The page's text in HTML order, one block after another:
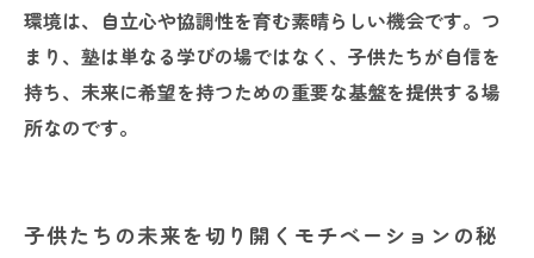
環境は、自立心や協調性を育む素晴らしい機会です。つ
まり、塾は単なる学びの場ではなく、子供たちが自信を
持ち、未来に希望を持つための重要な基盤を提供する場
所なのです。
子供たちの未来を切り開くモチベーションの秘